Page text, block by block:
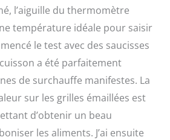
l’aiguille du thermomètre
température idéale pour saisir
le test avec des saucisses
a été parfaitement
de surchauffe manifestes. La
sur les grilles émaillées est
d’obtenir un beau
les aliments. J’ai ensuite